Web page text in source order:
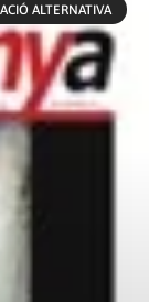
ALTERNATIVA